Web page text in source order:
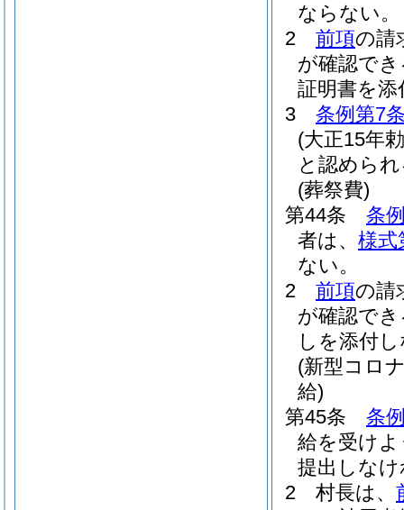
ならない。
2
前項の請
が確認で
証明書を
3
条例第7
(大正15年
と認めら
(葬祭費)
第44条
条
者は、 様式
ない。
2
前項の請
が確認で
しを添付
(新型コロ
給)
第45条
条
給を受け
提出しな
2
村長は、